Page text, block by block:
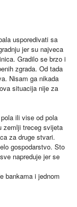
usporedivati sa
jer su najveca
Gradilo se brzo i
zgrada. Od tada
Nisam ga nikada
situacija nije za
ili vise od pola
zemlji treceg svijeta
za druge stvari.
gospodarstvo. Sto
napreduje jer se
bankama i jednom